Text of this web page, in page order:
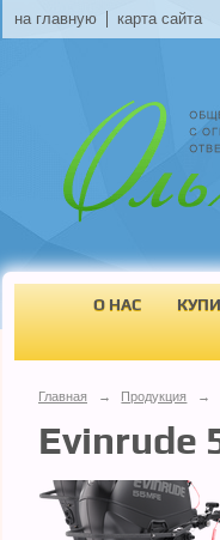
на главную карта сайта
О НАС
Главная → Продукция →
Evinrude